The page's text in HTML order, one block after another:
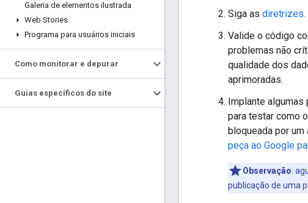
Galeria de elementos ilustrada
Web Stories
Programa para usuários iniciais
Como monitorar e depurar
Guias específicos do site
Siga as diretrizes.
Valide o código
problemas não
qualidade dos
aprimoradas.
Implante algumas
para testar como
bloqueada por
peça ao Google
Observação:
publicação de uma